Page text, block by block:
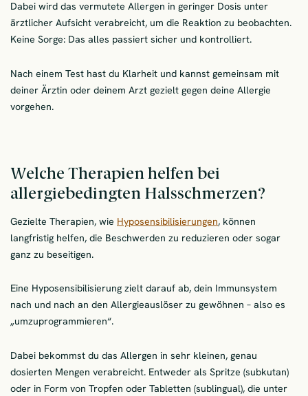
Dabei wird das vermutete Allergen in geringer Dosis unter
ärztlicher Aufsicht verabreicht, um die Reaktion zu beobachten.
Keine Sorge: Das alles passiert sicher und kontrolliert.
Nach einem Test hast du Klarheit und kannst gemeinsam mit
deiner Ärztin oder deinem Arzt gezielt gegen deine Allergie
vorgehen.
Welche Therapien helfen bei
allergiebedingten Halsschmerzen?
Gezielte Therapien, wie Hyposensibilisierungen, können
langfristig helfen, die Beschwerden zu reduzieren oder sogar
ganz zu beseitigen.
Eine Hyposensibilisierung zielt darauf ab, dein Immunsystem
nach und nach an den Allergieauslöser zu gewöhnen – also es
„umzuprogrammieren“.
Dabei bekommst du das Allergen in sehr kleinen, genau
dosierten Mengen verabreicht. Entweder als Spritze (subkutan)
oder in Form von Tropfen oder Tabletten (sublingual), die unter